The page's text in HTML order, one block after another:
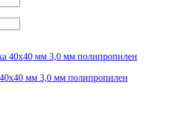
40х40 мм 3,0 мм полипропилен